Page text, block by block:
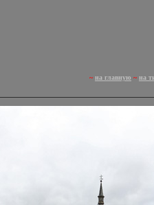
~ на главную ~ на